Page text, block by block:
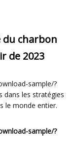
du charbon
de 2023
sample/?
dans les stratégies
le monde entier.
sample/?